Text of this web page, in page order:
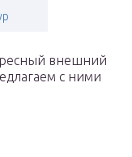
внешний
с ними